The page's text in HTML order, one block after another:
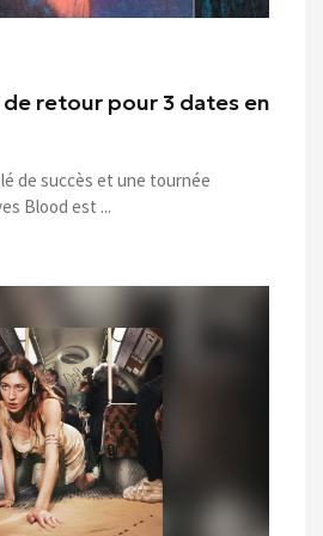
retour pour 3 dates en
de succès et une tournée
Blood est ...